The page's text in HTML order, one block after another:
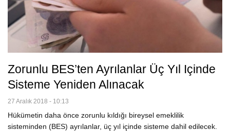
Zorunlu BES’ten Ayrılanlar Üç Yıl Içinde
Sisteme Yeniden Alınacak
27 Aralık 2018 - 10:13
Hükümetin daha önce zorunlu kıldığı bireysel emeklilik
sisteminden (BES) ayrılanlar, üç yıl içinde sisteme dahil edilecek.